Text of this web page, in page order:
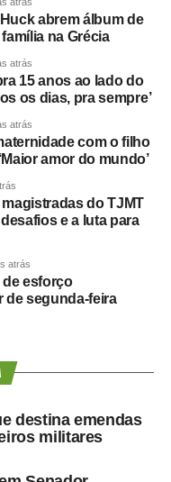
(PLP)
Derrite (PP-
Nelsinho Trad
mediante
abrem álbum de
na Grécia
atrás
15 anos ao lado do
os dias, pra sempre’
atrás
com o filho
amor do mundo’
do TJMT
e a luta para
atrás
de esforço
de segunda-feira
destina emendas
militares